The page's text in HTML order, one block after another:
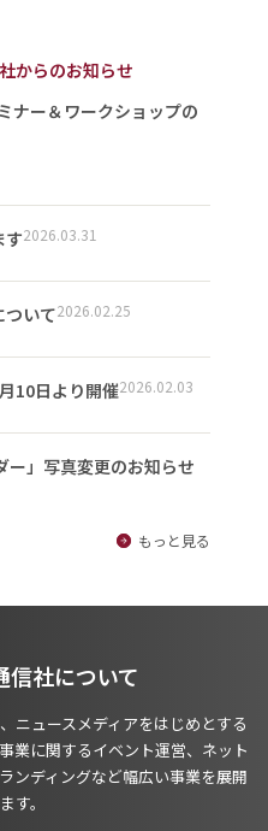
からのお知らせ
ー＆ワークショップの
す2026.03.31
ついて2026.02.25
10日より開催2026.02.03
ー」写真変更のお知らせ
もっと見る
信社について
ニュースメディアをはじめとする
業に関するイベント運営、ネット
ンディングなど幅広い事業を展開
す。